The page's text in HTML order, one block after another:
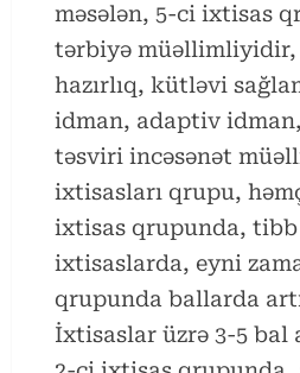
məsələn, 5-ci ixtisas
tərbiyə
hazırlıq, kütləvi
idman, adaptiv
təsviri incəsənət
ixtisasları qrupu,
ixtisas qrupunda,
ixtisaslarda, eyni
qrupunda ballarda
İxtisaslar üzrə 3-5 bal